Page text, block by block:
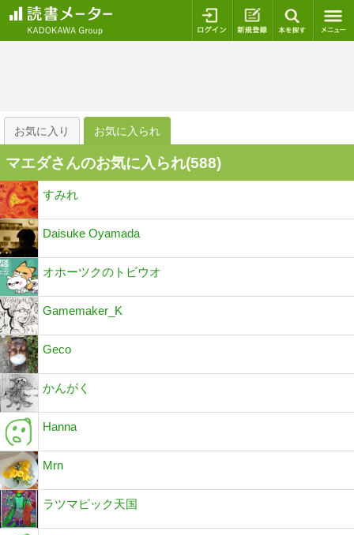
ログイン 新規登録
お気に入り お気に入られ
マエダさんのお気に入られ(588)
すみれ
Daisuke Oyamada
オホーツクのトビウオ
Gamemaker_K
Geco
かんがく
Hanna
Mrn
ラツマピック天国